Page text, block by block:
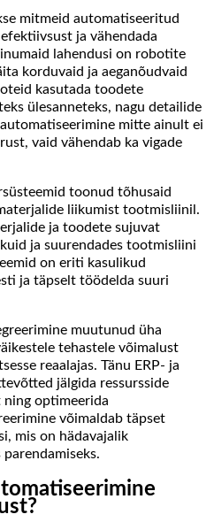
mitmeid automatiseeritud
ja vähendada
lahendusi on robotite
korduvaid ja aeganõudvaid
kasutada toodete
ülesanneteks, nagu detailide
mitte ainult ei
vaid vähendab ka vigade
toonud tõhusaid
liikumist tootmisliinil.
ja toodete sujuvat
ja suurendades tootmisliini
on eriti kasulikud
ja täpselt töödelda suuri
muutunud üha
tehastele võimalust
reaalajas. Tänu ERP- ja
jälgida ressursside
ning optimeerida
võimaldab täpset
mis on hädavajalik